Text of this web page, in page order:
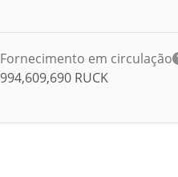
Fornecimento em circulação
994,609,690 RUCK